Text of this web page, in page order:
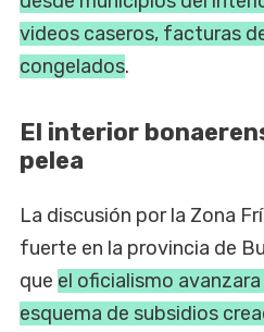
videos caseros, facturas
congelados.
El interior
pelea
La discusión por la Zona
fuerte en la provincia de
que el oficialismo
esquema de subsidios